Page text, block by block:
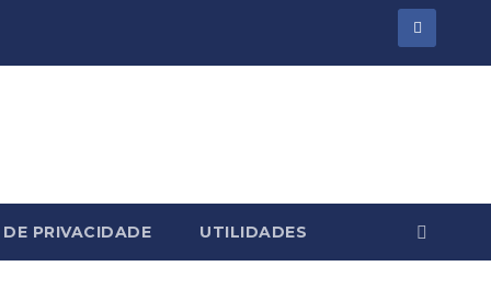
PRIVACIDADE UTILIDADES